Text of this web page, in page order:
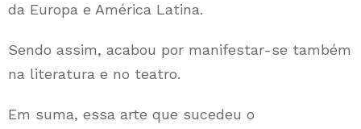
da Europa e América Latina.
Sendo assim, acabou por manifestar-se também
na literatura e no teatro.
Em suma, essa arte que sucedeu o